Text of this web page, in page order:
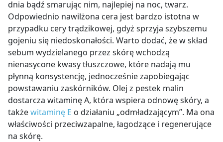
dnia bądź smarując nim, najlepiej na noc, twarz.
Odpowiednio nawilżona cera jest bardzo istotna w
przypadku cery trądzikowej, gdyż sprzyja szybszemu
gojeniu się niedoskonałości. Warto dodać, że w skład
sebum wydzielanego przez skórę wchodzą
nienasycone kwasy tłuszczowe, które nadają mu
płynną konsystencję, jednocześnie zapobiegając
powstawaniu zaskórników. Olej z pestek malin
dostarcza witaminę A, która wspiera odnowę skóry, a
takżewitaminę E o działaniu „odmładzającym”. Ma ona
właściwości przeciwzapalne, łagodzące i regenerujące
na skórę.